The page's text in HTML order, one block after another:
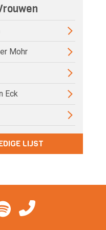
Mohr
Eck
LIJST